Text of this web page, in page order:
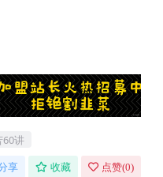
60讲
享 收藏 点赞(0)